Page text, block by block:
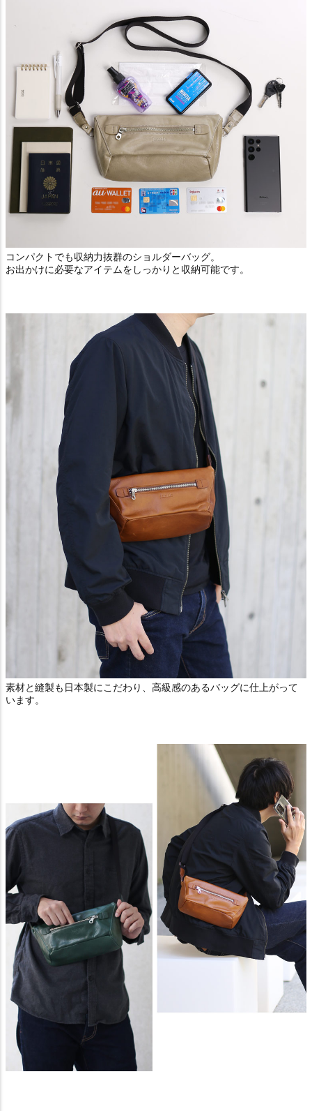
コンパクトでも収納力抜群のショルダーバッグ。
お出かけに必要なアイテムをしっかりと収納可能です。
素材と縫製も日本製にこだわり、高級感のあるバッグに仕上がって
います。